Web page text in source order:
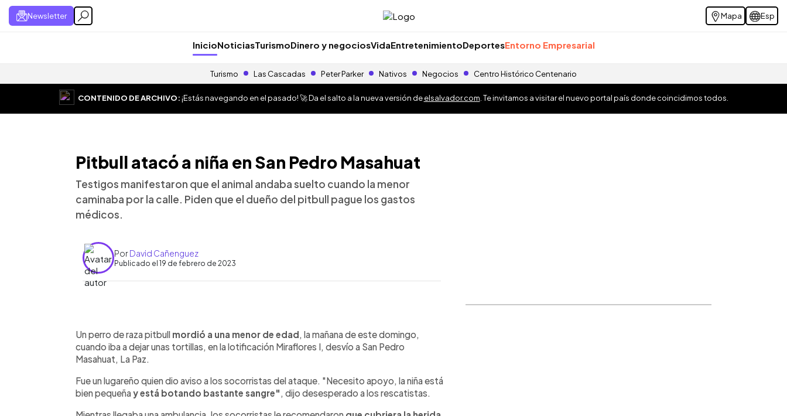
Newsletter Mapa Esp
InicioNoticiasTurismoDinero y negociosVidaEntretenimientoDeportesEntorno Empresarial
Turismo Las Cascadas Peter Parker Nativos Negocios Centro Histórico Centenario
CONTENIDO DE ARCHIVO:¡Estás navegando en el pasado! 🚀 Da el salto a la nueva versión deelsalvador.com . Te invitamos a visitar el nuevo portal país donde coincidimos todos.
Pitbull atacó a niña en San Pedro Masahuat
Testigos manifestaron que el animal andaba suelto cuando la menor
caminaba por la calle. Piden que el dueño del pitbull pague los gastos
médicos.
PorDavid Cañenguez
Publicado el 19 de febrero de 2023
► Escuchar artículo
Un perro de raza pitbull mordió a una menor de edad, la mañana de este domingo,
cuando iba a dejar unas tortillas, en la lotificación Miraflores I, desvío a San Pedro
Masahuat, La Paz.
Fue un lugareño quien dio aviso a los socorristas del ataque. "Necesito apoyo, la niña está
bien pequeñay está botando bastante sangre", dijo desesperado a los rescatistas.